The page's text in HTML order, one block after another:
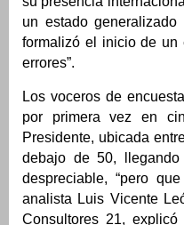
un estado generalizado
formalizó el inicio de un
errores”.
Los voceros de
por primera vez en
Presidente, ubicada
debajo de 50,
despreciable, “pero
analista Luis Vicente
Consultores 21,